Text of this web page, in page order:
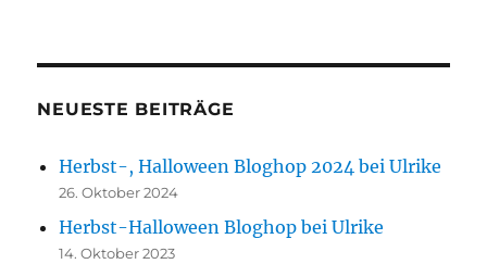
NEUESTE BEITRÄGE
Herbst-, Halloween Bloghop 2024 bei Ulrike
26. Oktober 2024
Herbst-Halloween Bloghop bei Ulrike
14. Oktober 2023